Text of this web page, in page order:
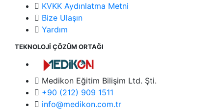
KVKK Aydınlatma Metni
Bize Ulaşın
Yardım
TEKNOLOJİ ÇÖZÜM ORTAĞI
Medikon Eğitim Bilişim Ltd. Şti.
+90 (212) 909 1511
info@medikon.com.tr